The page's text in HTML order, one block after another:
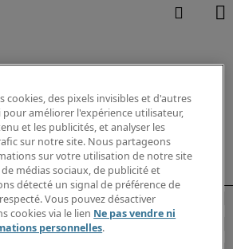
cookies, des pixels invisibles et d'autres
améliorer l'expérience utilisateur,
et les publicités, et analyser les
sur notre site. Nous partageons
sur votre utilisation de notre site
médias sociaux, de publicité et
détecté un signal de préférence de
Vous pouvez désactiver
cookies via le lien Ne pas vendre ni
personnelles.